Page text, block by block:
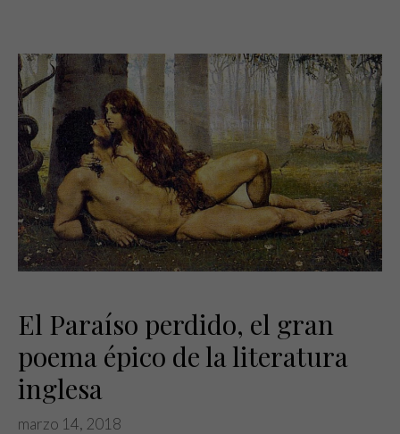
El Paraíso perdido, el gran
poema épico de la literatura
inglesa
marzo 14, 2018